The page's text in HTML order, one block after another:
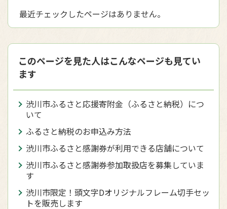
最近チェックしたページはありません。
このページを見た人はこんなページも見てい
ます
渋川市ふるさと応援寄附金（ふるさと納税）につ
いて
ふるさと納税のお申込み方法
渋川市ふるさと感謝券が利用できる店舗について
渋川市ふるさと感謝券参加取扱店を募集していま
す
渋川市限定！頭文字Dオリジナルフレーム切手セッ
トを販売します